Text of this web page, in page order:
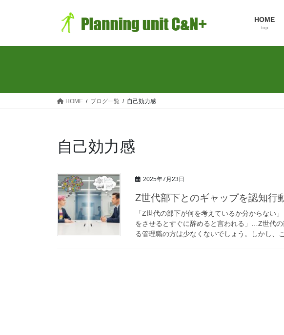
HOME
top
HOME ブログ一覧 自己効力感
自己効力感
2025年7月23日
Z世代部下とのギャップを認知行
「Z世代の部下が何を考えているか分からない
をさせるとすぐに辞めると言われる」…Z世代
る管理職の方は少なくないでしょう。しかし、